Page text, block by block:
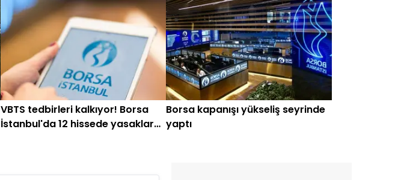
VBTS tedbirleri kalkıyor! Borsa
İstanbul'da 12 hissede yasaklar
Borsa kapanışı yükseliş seyrinde
yaptı